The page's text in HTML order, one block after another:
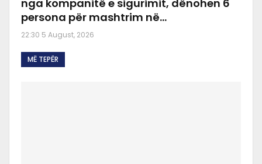
nga kompanitë e sigurimit, dënohen 6
persona për mashtrim në…
22:30 5 August, 2026
MË TEPËR